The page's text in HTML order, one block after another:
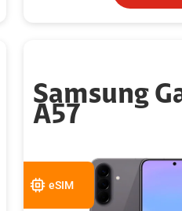
Samsung
A57
eSIM